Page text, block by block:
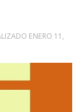
ENERO 11,